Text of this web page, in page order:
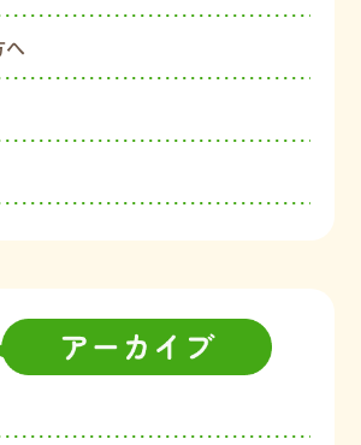
へ